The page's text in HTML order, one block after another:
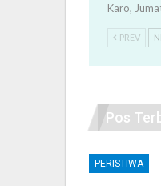
Karo,
PREV
Pos
PERISTIWA